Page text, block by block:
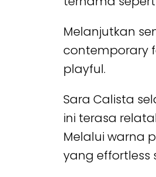
Melanjutkan
contemporary
playful.
Sara Calista
ini terasa
Melalui warna
yang effortless